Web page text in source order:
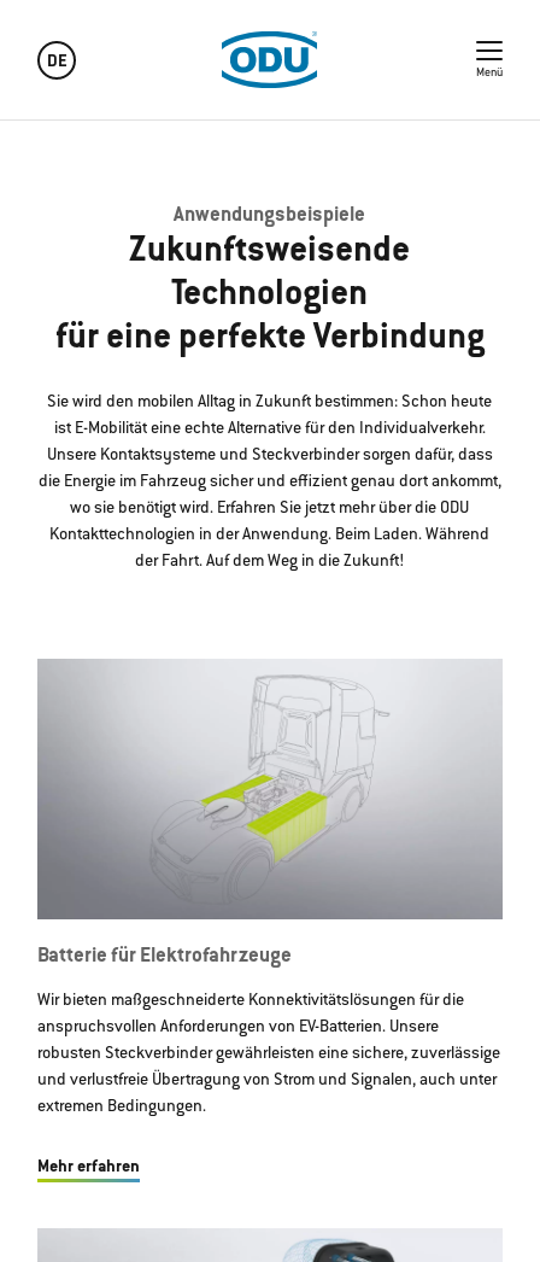
DE
Menü
Anwendungsbeispiele
Zukunftsweisende
Technologien
für eine perfekte Verbindung
Sie wird den mobilen Alltag in Zukunft bestimmen: Schon heute
ist E-Mobilität eine echte Alternative für den Individualverkehr.
Unsere Kontaktsysteme und Steckverbinder sorgen dafür, dass
die Energie im Fahrzeug sicher und effizient genau dort ankommt,
wo sie benötigt wird. Erfahren Sie jetzt mehr über die ODU
Kontakttechnologien in der Anwendung. Beim Laden. Während
der Fahrt. Auf dem Weg in die Zukunft!
Batterie für Elektrofahrzeuge
Wir bieten maßgeschneiderte Konnektivitätslösungen für die
anspruchsvollen Anforderungen von EV-Batterien. Unsere
robusten Steckverbinder gewährleisten eine sichere, zuverlässige
und verlustfreie Übertragung von Strom und Signalen, auch unter
extremen Bedingungen.
Mehr erfahren